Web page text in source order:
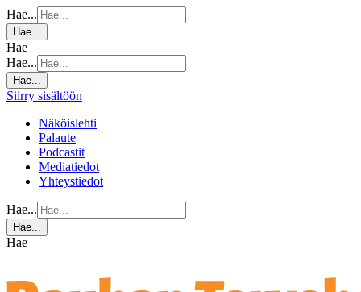
Hae...
Hae...
Hae
Hae...
Hae...
Siirry sisältöön
Näköislehti
Palaute
Podcastit
Mediatiedot
Yhteystiedot
Hae...
Hae...
Hae